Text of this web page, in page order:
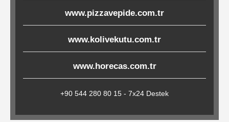
Tepsi
Altlıkları
Amerikan
Servisler
&
Kağıt
www.pizzavepide.com.tr
www.kolivekutu.com.tr
www.horecas.com.tr
+90 544 280 80 15 - 7x24 Destek